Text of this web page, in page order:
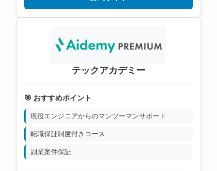
テックアカデミー
🎯 おすすめポイント
現役エンジニアからのマンツーマンサポート
転職保証制度付きコース
副業案件保証